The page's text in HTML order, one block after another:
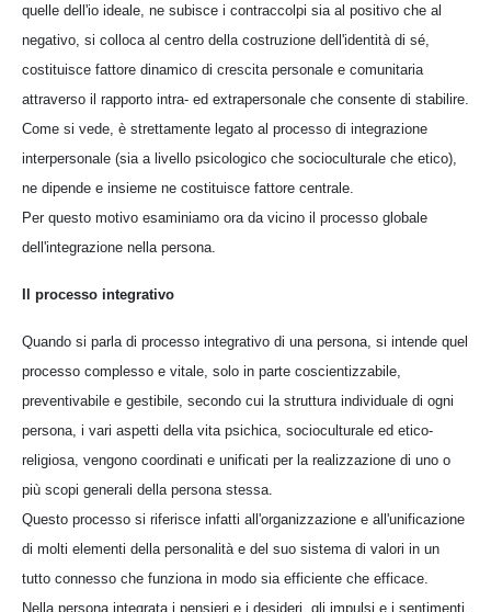
quelle dell'io ideale, ne subisce i contraccolpi sia al positivo che al
negativo, si colloca al centro della costruzione dell'identità di sé,
costituisce fattore dinamico di crescita personale e comunitaria
attraverso il rapporto intra- ed extrapersonale che consente di stabilire.
Come si vede, è strettamente legato al processo di integrazione
interpersonale (sia a livello psicologico che socioculturale che etico),
ne dipende e insieme ne costituisce fattore centrale.
Per questo motivo esaminiamo ora da vicino il processo globale
dell'integrazione nella persona.
Il processo integrativo
Quando si parla di processo integrativo di una persona, si intende quel
processo complesso e vitale, solo in parte coscientizzabile,
preventivabile e gestibile, secondo cui la struttura individuale di ogni
persona, i vari aspetti della vita psichica, socioculturale ed etico-
religiosa, vengono coordinati e unificati per la realizzazione di uno o
più scopi generali della persona stessa.
Questo processo si riferisce infatti all'organizzazione e all'unificazione
di molti elementi della personalità e del suo sistema di valori in un
tutto connesso che funziona in modo sia efficiente che efficace.
Nella persona integrata i pensieri e i desideri, gli impulsi e i sentimenti,